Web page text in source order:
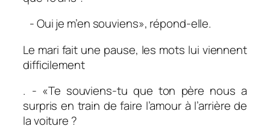
- Oui je m’en souviens», répond-elle.
Le mari fait une pause, les mots lui viennent
difficilement
. - «Te souviens-tu que ton père nous a
surpris en train de faire l’amour à l’arrière de
la voiture ?